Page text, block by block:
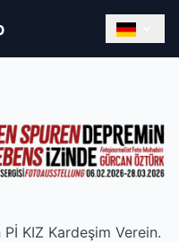
Pİ KIZ Kardeşim Verein.